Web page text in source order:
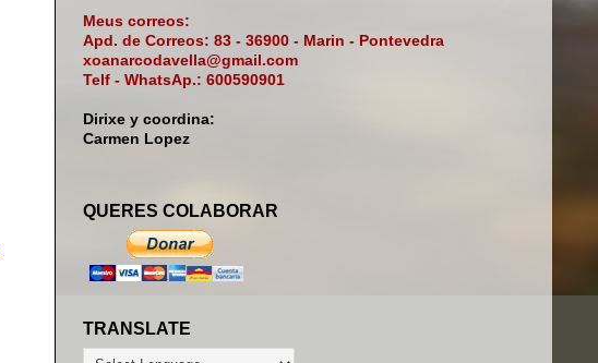
Meus correos:
Apd. de Correos: 83 - 36900 - Marin - Pontevedra
xoanarcodavella@gmail.com
Telf - WhatsAp.: 600590901
Dirixe y coordina:
Carmen Lopez
QUERES COLABORAR
TRANSLATE